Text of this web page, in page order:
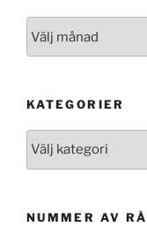
KATEGORIER
NUMMER AV